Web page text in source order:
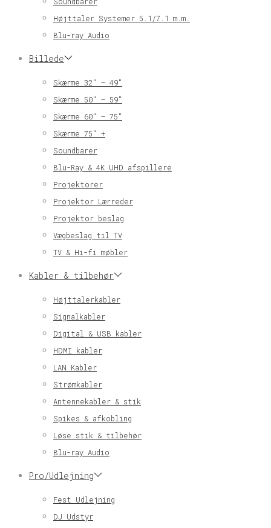
Højttaler Systemer 5.1/7.1 m.m.
Blu-ray Audio
Billede
Skærme 32″ – 49″
Skærme 50″ – 59″
Skærme 60″ – 75″
Skærme 75″ +
Soundbarer
Blu-Ray & 4K UHD afspillere
Projektorer
Projektor Lærreder
Projektor beslag
Vægbeslag til TV
TV & Hi-fi møbler
Kabler & tilbehør
Højttalerkabler
Signalkabler
Digital & USB kabler
HDMI kabler
LAN Kabler
Strømkabler
Antennekabler & stik
Spikes & afkobling
Løse stik & tilbehør
Blu-ray Audio
Pro/Udlejning
Fest Udlejning
DJ Udstyr